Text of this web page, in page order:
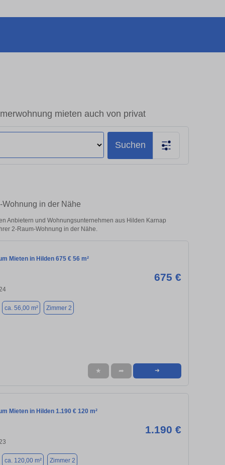
mieten auch von privat
Suchen
in der Nähe
Anbietern und Wohnungsunternehmen aus Hilden Karnap
2-Raum-Wohnung in der Nähe.
Mieten in Hilden 675 € 56 m²
675 €
ca. 56,00 m² Zimmer 2
★ ➦ ➜
Mieten in Hilden 1.190 € 120 m²
1.190 €
ca. 120,00 m² Zimmer 2